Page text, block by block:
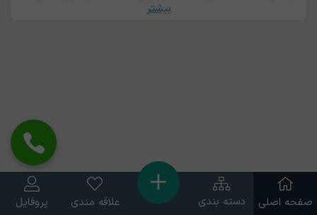
بیشتر میوه ها قابل استفاده هستند و هم قابلیت بازیافت جهت
بیشتر
صفحه اصلی دسته بندی علاقه مندی پروفایل